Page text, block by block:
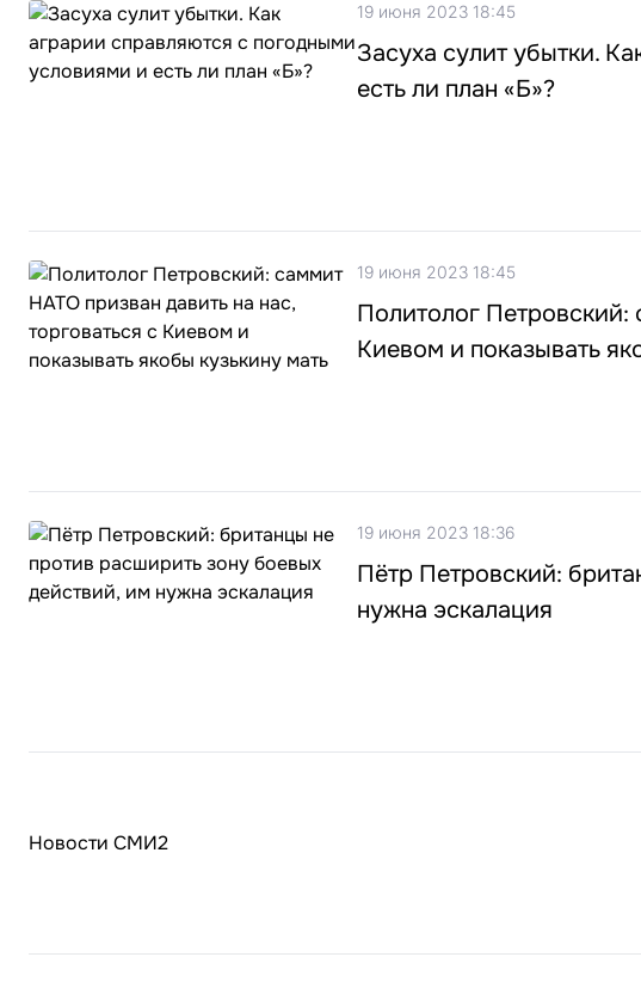
19 июня 2023 18:45
Засуха сулит убытки.
есть ли план «Б»?
19 июня 2023 18:45
Политолог Петровский:
Киевом и показывать
19 июня 2023 18:36
Пётр Петровский:
нужна эскалация
Новости СМИ2